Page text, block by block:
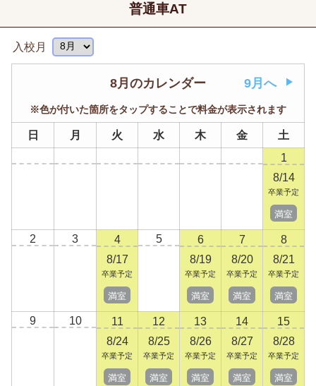
普通車AT
入校月
8月のカレンダー 9月へ
※色が付いた箇所をタップすることで料金が表示されます
日 月 火 水 木 金
土
1
8/14
卒業予定
満室
2 3
4
8/17
卒業予定
満室
5
6
8/19
卒業予定
満室
7
8/20
卒業予定
満室
8
8/21
卒業予定
満室
9 10
11
8/24
卒業予定
満室
12
8/25
卒業予定
満室
13
8/26
卒業予定
満室
14
8/27
卒業予定
満室
15
8/28
卒業予定
満室